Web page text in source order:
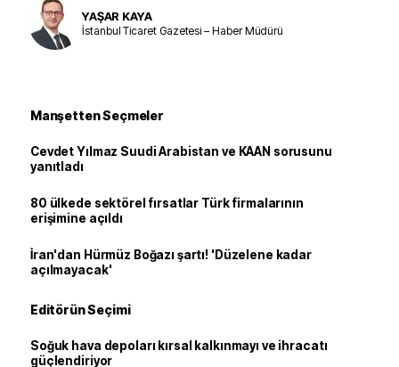
YAŞAR KAYA
İstanbul Ticaret Gazetesi – Haber Müdürü
Manşetten Seçmeler
Cevdet Yılmaz Suudi Arabistan ve KAAN sorusunu
yanıtladı
80 ülkede sektörel fırsatlar Türk firmalarının
erişimine açıldı
İran'dan Hürmüz Boğazı şartı! 'Düzelene kadar
açılmayacak'
Editörün Seçimi
Soğuk hava depoları kırsal kalkınmayı ve ihracatı
güçlendiriyor